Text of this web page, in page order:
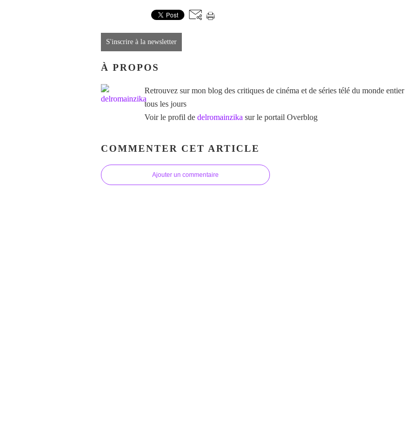
S'inscrire à la newsletter
À PROPOS
Retrouvez sur mon blog des critiques de cinéma et de séries télé du monde entier
tous les jours
Voir le profil de delromainzika sur le portail Overblog
COMMENTER CET ARTICLE
Ajouter un commentaire